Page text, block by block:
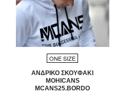
ONE SIZE
ΑΝΔΡΙΚΟ ΣΚΟΥΦΑΚΙ
MOHICANS
MCANS25.BORDO